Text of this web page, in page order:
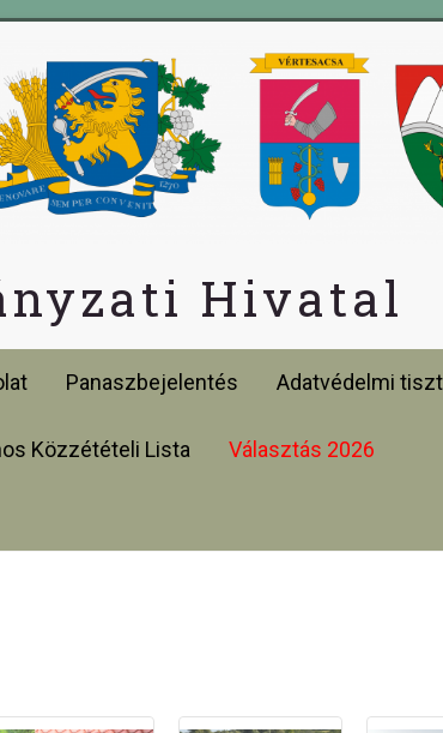
Hivatal
Panaszbejelentés Adatvédelmi
Közzétételi Lista Választás 2026